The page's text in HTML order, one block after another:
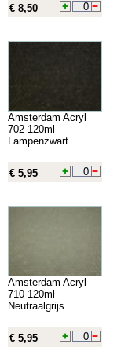
€ 8,50
Amsterdam Acryl
702 120ml
Lampenzwart
€ 5,95
Amsterdam Acryl
710 120ml
Neutraalgrijs
€ 5,95